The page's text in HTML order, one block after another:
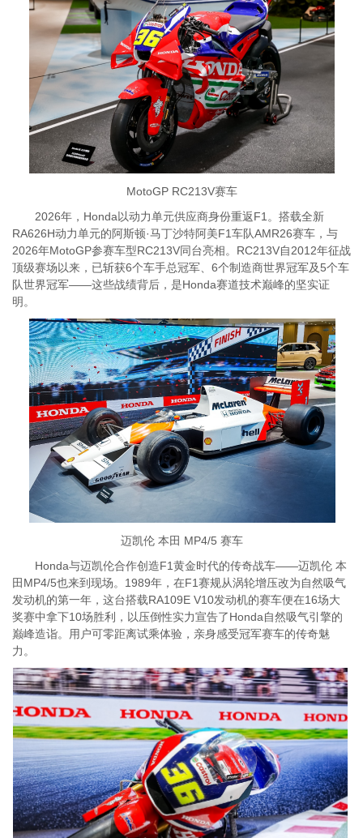
MotoGP RC213V赛车
2026年，Honda以动力单元供应商身份重返F1。 搭载全新
RA626H动力单元的阿斯顿·马丁沙特阿美F1车队AMR26赛车，与
2026年MotoGP参赛车型RC213V同台亮相。RC213V自2012年征战
顶级赛场以来，已斩获6个车手总冠军、6个制造商世界冠军及5个车
队世界冠军——这些战绩背后，是Honda赛道技术巅峰的坚实证
明。
迈凯伦 本田 MP4/5 赛车
Honda与迈凯伦合作创造F1黄金时代的传奇战车——迈凯伦 本
田MP4/5也来到现场。1989年，在F1赛规从涡轮增压改为自然吸气
发动机的第一年，这台搭载RA109E V10发动机的赛车便在16场大
奖赛中拿下10场胜利，以压倒性实力宣告了Honda自然吸气引擎的
巅峰造诣。用户可零距离试乘体验，亲身感受冠军赛车的传奇魅
力。